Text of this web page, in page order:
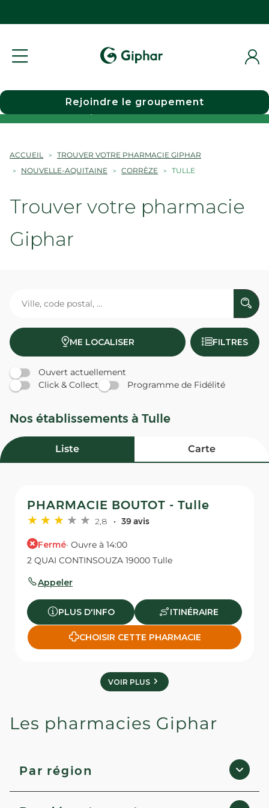
Choisir une pharmacie
Rejoindre le groupement
ACCUEIL
TROUVER VOTRE PHARMACIE GIPHAR
NOUVELLE-AQUITAINE
CORRÈZE TULLE
Trouver votre pharmacie
Giphar
ME LOCALISER FILTRES
Ouvert actuellement
Click & Collect
Programme de Fidélité
Nos établissements à Tulle
Liste Carte
PHARMACIE BOUTOT - Tulle
2,8 39 avis
Fermé· Ouvre à 14:00
2 QUAI CONTINSOUZA 19000 Tulle
Appeler
PLUS D'INFO ITINÉRAIRE
CHOISIR CETTE PHARMACIE
VOIR PLUS
Les pharmacies Giphar
Par région